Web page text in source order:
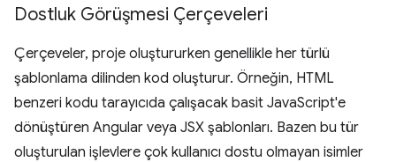
Dostluk Görüşmesi Çerçeveleri
Çerçeveler, proje oluştururken genellikle her türlü
şablonlama dilinden kod oluşturur. Örneğin, HTML
benzeri kodu tarayıcıda çalışacak basit JavaScript'e
dönüştüren Angular veya JSX şablonları. Bazen bu tür
oluşturulan işlevlere çok kullanıcı dostu olmayan isimler